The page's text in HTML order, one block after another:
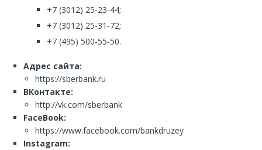
+7 (3012) 25-23-44;
+7 (3012) 25-31-72;
+7 (495) 500-55-50.
Адрес сайта:
https://sberbank.ru
ВКонтакте:
http://vk.com/sberbank
FaceBook:
https://www.facebook.com/bankdruzey
Instagram: